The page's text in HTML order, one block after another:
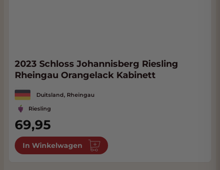
2023 Schloss Johannisberg Riesling
Rheingau Orangelack Kabinett
Duitsland, Rheingau
Riesling
69,95
In Winkelwagen